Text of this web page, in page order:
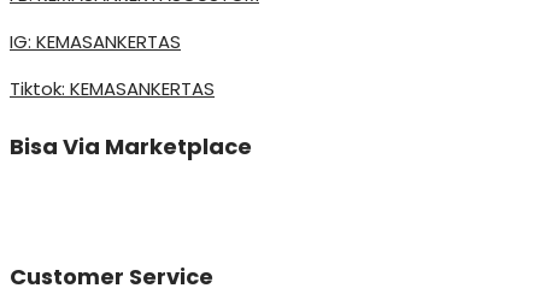
IG: KEMASANKERTAS
Tiktok: KEMASANKERTAS
Bisa Via Marketplace
Customer Service